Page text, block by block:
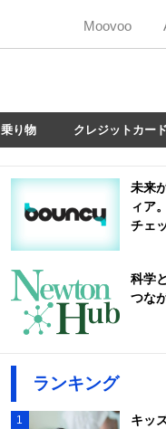
Moovoo
乗り物 クレジットカード
未来
ィア
チェ
科学
つな
ランキング
1
キッ